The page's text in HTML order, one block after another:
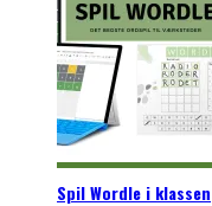
Spil Wordle i klassen